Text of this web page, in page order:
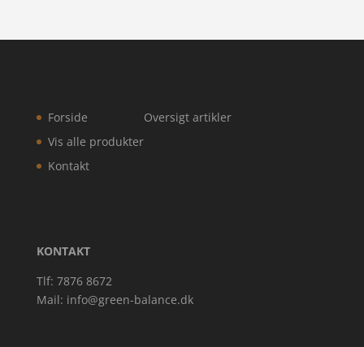
Forside
Vis alle produkter
Kontakt
Oversigt artikler
KONTAKT
Tlf: 7876 8672
Mail: info@green-balance.dk